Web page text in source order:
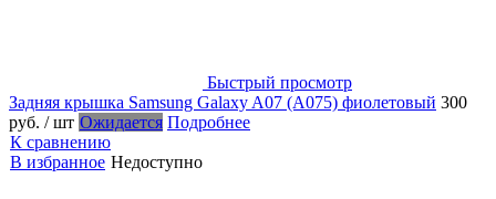
Быстрый просмотр
Задняя крышка Samsung Galaxy A07 (A075) фиолетовый 300
руб. / шт Ожидается Подробнее
К сравнению
В избранное Недоступно